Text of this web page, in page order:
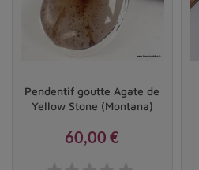
Pendentif goutte Agate de
Yellow Stone (Montana)
60,00 €